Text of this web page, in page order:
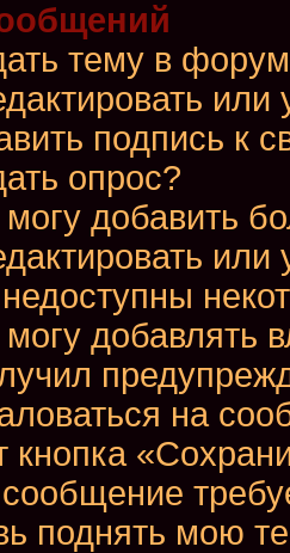
тему в
подпись к
опрос?
добавить
или
добавлять
на
кнопка
поднять мою